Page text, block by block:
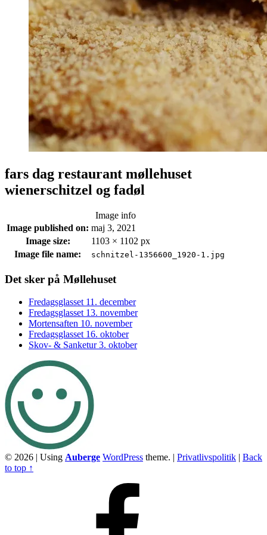
fars dag restaurant møllehuset
wienerschitzel og fadøl
Image info
Image published on: maj 3, 2021
Image size:
1103 × 1102 px
Image file name:
schnitzel-1356600_1920-1.jpg
Footer
sidebar
Det sker på Møllehuset
Fredagsglasset 11. december
Fredagsglasset 13. november
Mortensaften 10. november
Fredagsglasset 16. oktober
Skov- & Sanketur 3. oktober
© 2026 | Using Auberge WordPress theme. | Privatlivspolitik | Back
to top ↑